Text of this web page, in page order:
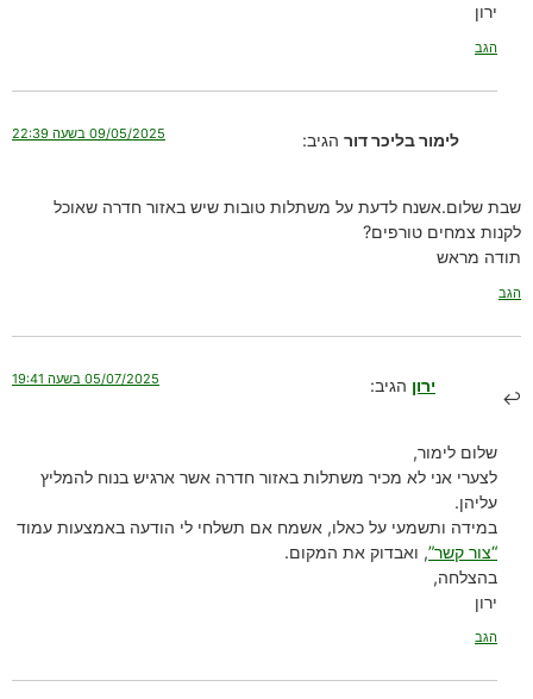
ירון
הגב
לימור בליכר דור הגיב: 09/05/2025 בשעה 22:39
שבת שלום.אשנח לדעת על משתלות טובות שיש באזור חדרה שאוכל
לקנות צמחים טורפים?
תודה מראש
הגב
ירון הגיב: 05/07/2025 בשעה 19:41
שלום לימור,
לצערי אני לא מכיר משתלות באזור חדרה אשר ארגיש בנוח להמליץ
עליהן.
במידה ותשמעי על כאלו, אשמח אם תשלחי לי הודעה באמצעות עמוד
“צור קשר”, ואבדוק את המקום.
בהצלחה,
ירון
הגב